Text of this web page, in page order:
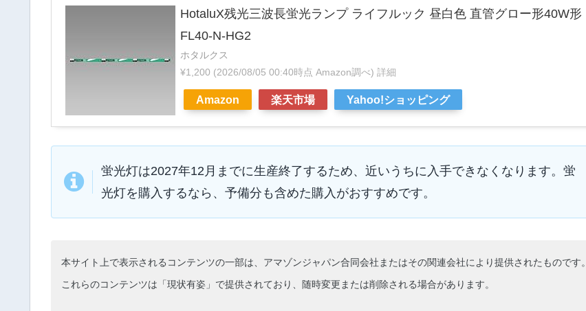
HotaluX残光三波長蛍光ランプ ライフルック 昼白色 直管グロー形40W形
FL40-N-HG2
ホタルクス
¥1,200 (2026/08/05 00:40時点 Amazon調べ) 詳細
Amazon 楽天市場 Yahoo!ショッピング
蛍光灯は2027年12月までに生産終了するため、近いうちに入手できなくなります。蛍
光灯を購入するなら、予備分も含めた購入がおすすめです。
本サイト上で表示されるコンテンツの一部は、アマゾンジャパン合同会社またはその関連会社により提供されたものです。
これらのコンテンツは「現状有姿」で提供されており、随時変更または削除される場合があります。